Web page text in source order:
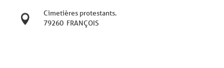
Cimetières protestants.
79260 FRANÇOIS